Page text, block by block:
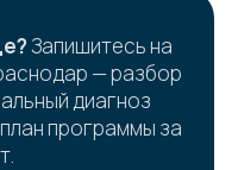
Запишитесь на
— разбор
диагноз
программы за